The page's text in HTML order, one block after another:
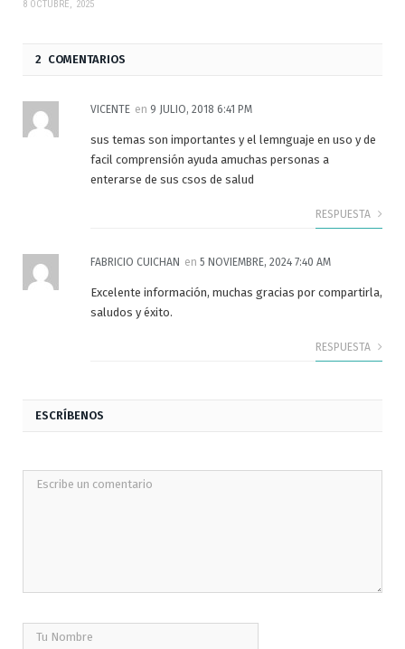
8 OCTUBRE, 2025
2 COMENTARIOS
VICENTE en 9 JULIO, 2018 6:41 PM
sus temas son importantes y el lemnguaje en uso y de
facil comprensión ayuda amuchas personas a
enterarse de sus csos de salud
RESPUESTA
FABRICIO CUICHAN en 5 NOVIEMBRE, 2024 7:40 AM
Excelente información, muchas gracias por compartirla,
saludos y éxito.
RESPUESTA
ESCRÍBENOS